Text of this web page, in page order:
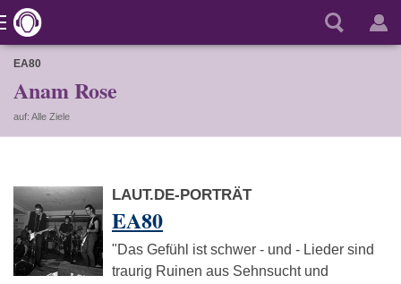
EA80
Anam Rose
auf: Alle Ziele
LAUT.DE-PORTRÄT
EA80
"Das Gefühl ist schwer - und - Lieder sind
traurig Ruinen aus Sehnsucht und